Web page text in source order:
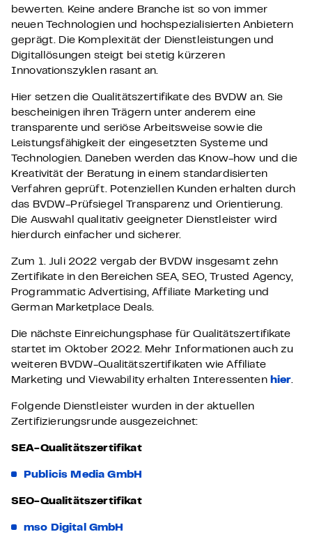
bewerten. Keine andere Branche ist so von immer
neuen Technologien und hochspezialisierten Anbietern
geprägt. Die Komplexität der Dienstleistungen und
Digitallösungen steigt bei stetig kürzeren
Innovationszyklen rasant an.
Hier setzen die Qualitätszertifikate des BVDW an. Sie
bescheinigen ihren Trägern unter anderem eine
transparente und seriöse Arbeitsweise sowie die
Leistungsfähigkeit der eingesetzten Systeme und
Technologien. Daneben werden das Know-how und die
Kreativität der Beratung in einem standardisierten
Verfahren geprüft. Potenziellen Kunden erhalten durch
das BVDW-Prüfsiegel Transparenz und Orientierung.
Die Auswahl qualitativ geeigneter Dienstleister wird
hierdurch einfacher und sicherer.
Zum 1. Juli 2022 vergab der BVDW insgesamt zehn
Zertifikate in den Bereichen SEA, SEO, Trusted Agency,
Programmatic Advertising, Affiliate Marketing und
German Marketplace Deals.
Die nächste Einreichungsphase für Qualitätszertifikate
startet im Oktober 2022. Mehr Informationen auch zu
weiteren BVDW-Qualitätszertifikaten wie Affiliate
Marketing und Viewability erhalten Interessenten hier.
Folgende Dienstleister wurden in der aktuellen
Zertifizierungsrunde ausgezeichnet:
SEA-Qualitätszertifikat
Publicis Media GmbH
SEO-Qualitätszertifikat
mso Digital GmbH